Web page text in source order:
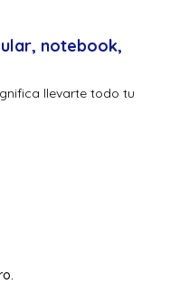
notebook,
llevarte todo tu